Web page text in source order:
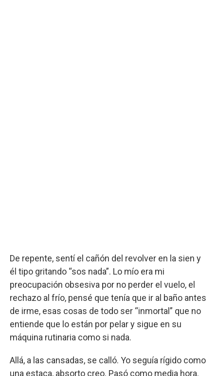
De repente, sentí el cañón del revolver en la sien y
él tipo gritando “sos nada”. Lo mío era mi
preocupación obsesiva por no perder el vuelo, el
rechazo al frío, pensé que tenía que ir al baño antes
de irme, esas cosas de todo ser “inmortal” que no
entiende que lo están por pelar y sigue en su
máquina rutinaria como si nada.
Allá, a las cansadas, se calló. Yo seguía rígido como
una estaca, absorto creo. Pasó como media hora.